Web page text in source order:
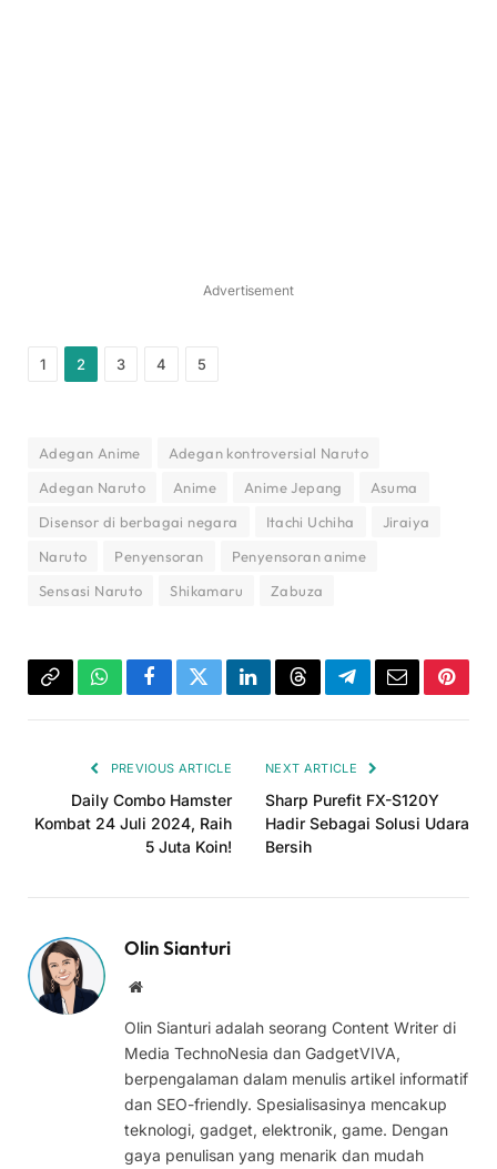
Advertisement
1 2 3 4 5
Adegan Anime
Adegan kontroversial Naruto
Adegan Naruto
Anime Anime Jepang
Asuma
Disensor di berbagai negara
Itachi Uchiha
Jiraiya
Naruto
Penyensoran
Penyensoran anime
Sensasi Naruto
Shikamaru Zabuza
Copy WhatsAppFacebookTwitterLinkedInThreadsTelegramEmail
PREVIOUS ARTICLE
Daily Combo Hamster
Kombat 24 Juli 2024, Raih
5 Juta Koin!
NEXT ARTICLE
Sharp Purefit FX-S120Y
Hadir Sebagai Solusi Udara
Bersih
Olin Sianturi
Website
Olin Sianturi adalah seorang Content Writer di
Media TechnoNesia dan GadgetVIVA,
berpengalaman dalam menulis artikel informatif
dan SEO-friendly. Spesialisasinya mencakup
teknologi, gadget, elektronik, game. Dengan
gaya penulisan yang menarik dan mudah